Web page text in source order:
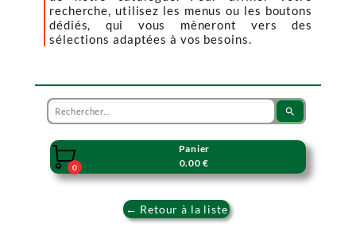
recherche, utilisez les menus ou les boutons
dédiés, qui vous mèneront vers des
sélections adaptées à vos besoins.
search

0
Panier
0.00 €
← Retour à la liste